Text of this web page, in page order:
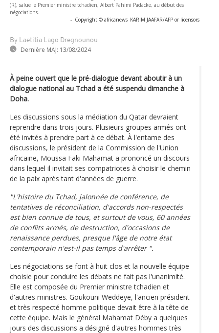
(R), salue le Premier ministre tchadien, Albert Pahimi Padacke, au début des
négociations.
- Copyright © africanews KARIM JAAFAR/AFP or licensors
By Laetitia Lago Dregnounou
Dernière MAJ: 13/08/2024
À peine ouvert que le pré-dialogue devant aboutir à un
dialogue national au Tchad a été suspendu dimanche à
Doha.
Les discussions sous la médiation du Qatar devraient
reprendre dans trois jours. Plusieurs groupes armés ont
été invités à prendre part à ce débat. À l'entame des
discussions, le président de la Commission de l'Union
africaine, Moussa Faki Mahamat a prononcé un discours
dans lequel il invitait ses compatriotes à choisir le chemin
de la paix après tant d'années de guerre.
"L'histoire du Tchad, jalonnée de conférence, de
tentatives de réconciliation, d'accords non-respectés
est bien connue de tous, et surtout de vous, 60 années
de conflits armés, de destruction, d'occasions de
renaissance perdues, presque l'âge de notre état
contemporain n'est-il pas temps d'arrêter ".
Les négociations se font à huit clos et la nouvelle équipe
choisie pour conduire les débats ne fait pas l'unanimité.
Elle est composée du Premier ministre tchadien et
d'autres ministres. Goukouni Weddeye, l'ancien président
et très respecté homme politique devait être à la tête de
cette équipe. Mais le général Mahamat Déby a quelques
jours des discussions a désigné d'autres hommes très